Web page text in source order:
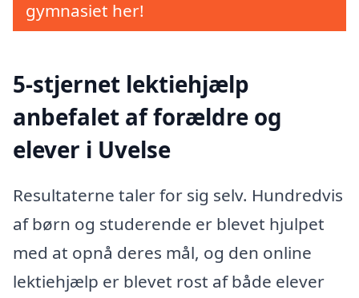
gymnasiet her!
5-stjernet lektiehjælp
anbefalet af forældre og
elever i Uvelse
Resultaterne taler for sig selv. Hundredvis
af børn og studerende er blevet hjulpet
med at opnå deres mål, og den online
lektiehjælp er blevet rost af både elever